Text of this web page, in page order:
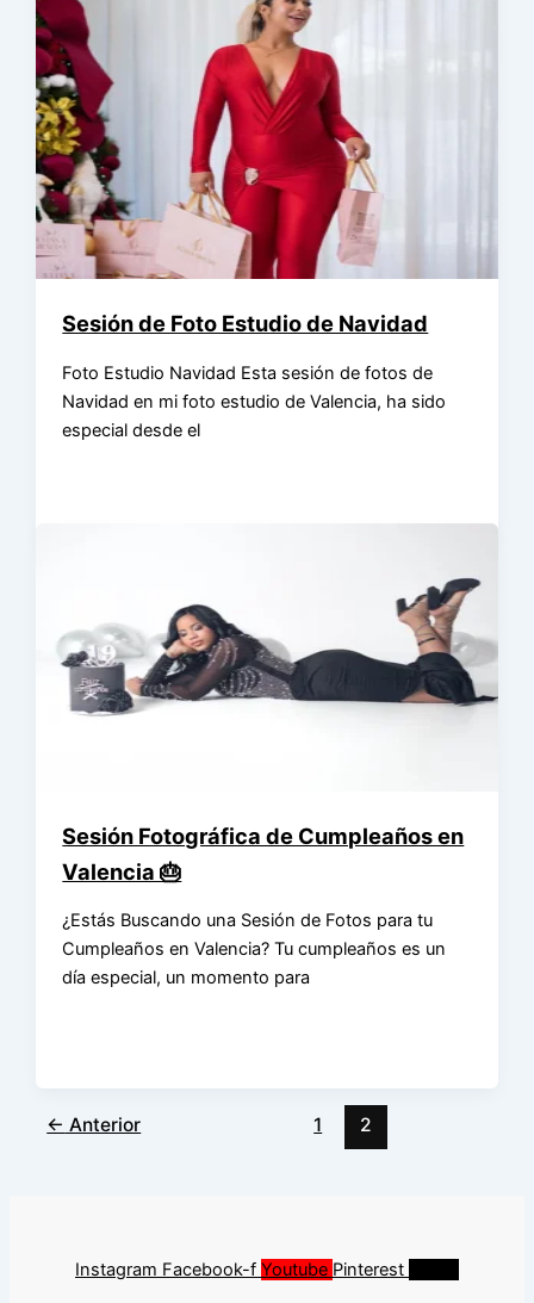
Sesión de Foto Estudio de Navidad
Foto Estudio Navidad Esta sesión de fotos de
Navidad en mi foto estudio de Valencia, ha sido
especial desde el
Sesión Fotográfica de Cumpleaños en
Valencia 🎂
¿Estás Buscando una Sesión de Fotos para tu
Cumpleaños en Valencia? Tu cumpleaños es un
día especial, un momento para
← Anterior 1 2
Instagram Facebook-f Youtube Pinterest